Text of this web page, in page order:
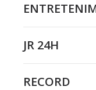
JR 24H
RECORD